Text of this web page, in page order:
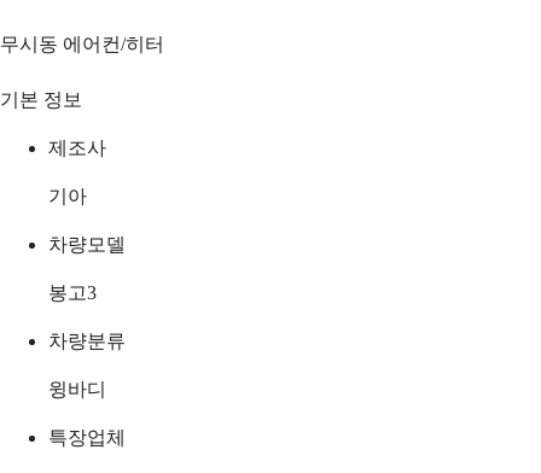
무시동 에어컨/히터
기본 정보
제조사
기아
차량모델
봉고3
차량분류
윙바디
특장업체